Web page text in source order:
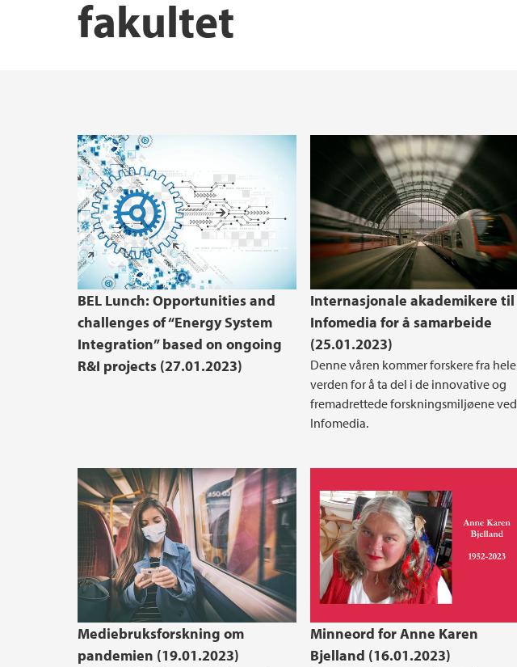
Utveksling
Innkjøp
Strategiplan 2023-2030
fakultet
BEL Lunch: Opportunities and
challenges of “Energy System
Integration” based on ongoing
R&I projects (27.01.2023)
Internasjonale akademikere til
Infomedia for å samarbeide
(25.01.2023)
Denne våren kommer forskere fra hele
verden for å ta del i de innovative og
fremadrettede forskningsmiljøene ved
Infomedia.
Mediebruksforskning om
pandemien (19.01.2023)
Minneord for Anne Karen
Bjelland (16.01.2023)